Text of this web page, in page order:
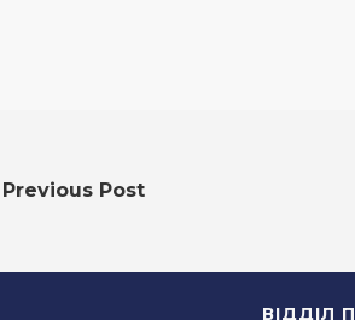
Previous Post
ВІДДІЛ